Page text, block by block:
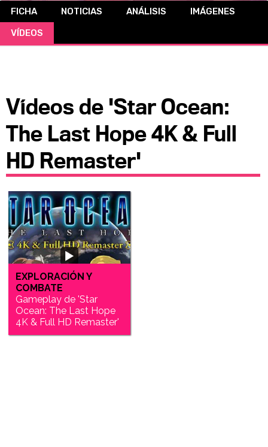
CÓMICS
FICHA NOTICIAS ANÁLISIS
IMÁGENES
VÍDEOS
Vídeos de 'Star Ocean:
The Last Hope 4K & Full
HD Remaster'
EXPLORACIÓN Y
COMBATE
Gameplay de 'Star
Ocean: The Last Hope
4K & Full HD Remaster'